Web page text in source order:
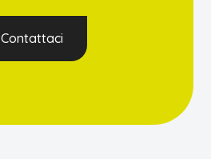
Contattaci